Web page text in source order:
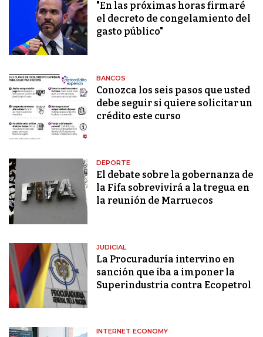
"En las próximas horas firmaré
el decreto de congelamiento del
gasto público"
BANCOS
Conozca los seis pasos que usted
debe seguir si quiere solicitar un
crédito este curso
DEPORTE
El debate sobre la gobernanza de
la Fifa sobrevivirá a la tregua en
la reunión de Marruecos
JUDICIAL
La Procuraduría intervino en
sanción que iba a imponer la
Superindustria contra Ecopetrol
INTERNET ECONOMY